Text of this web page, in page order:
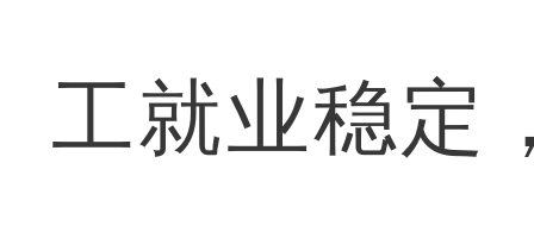
工就业稳定